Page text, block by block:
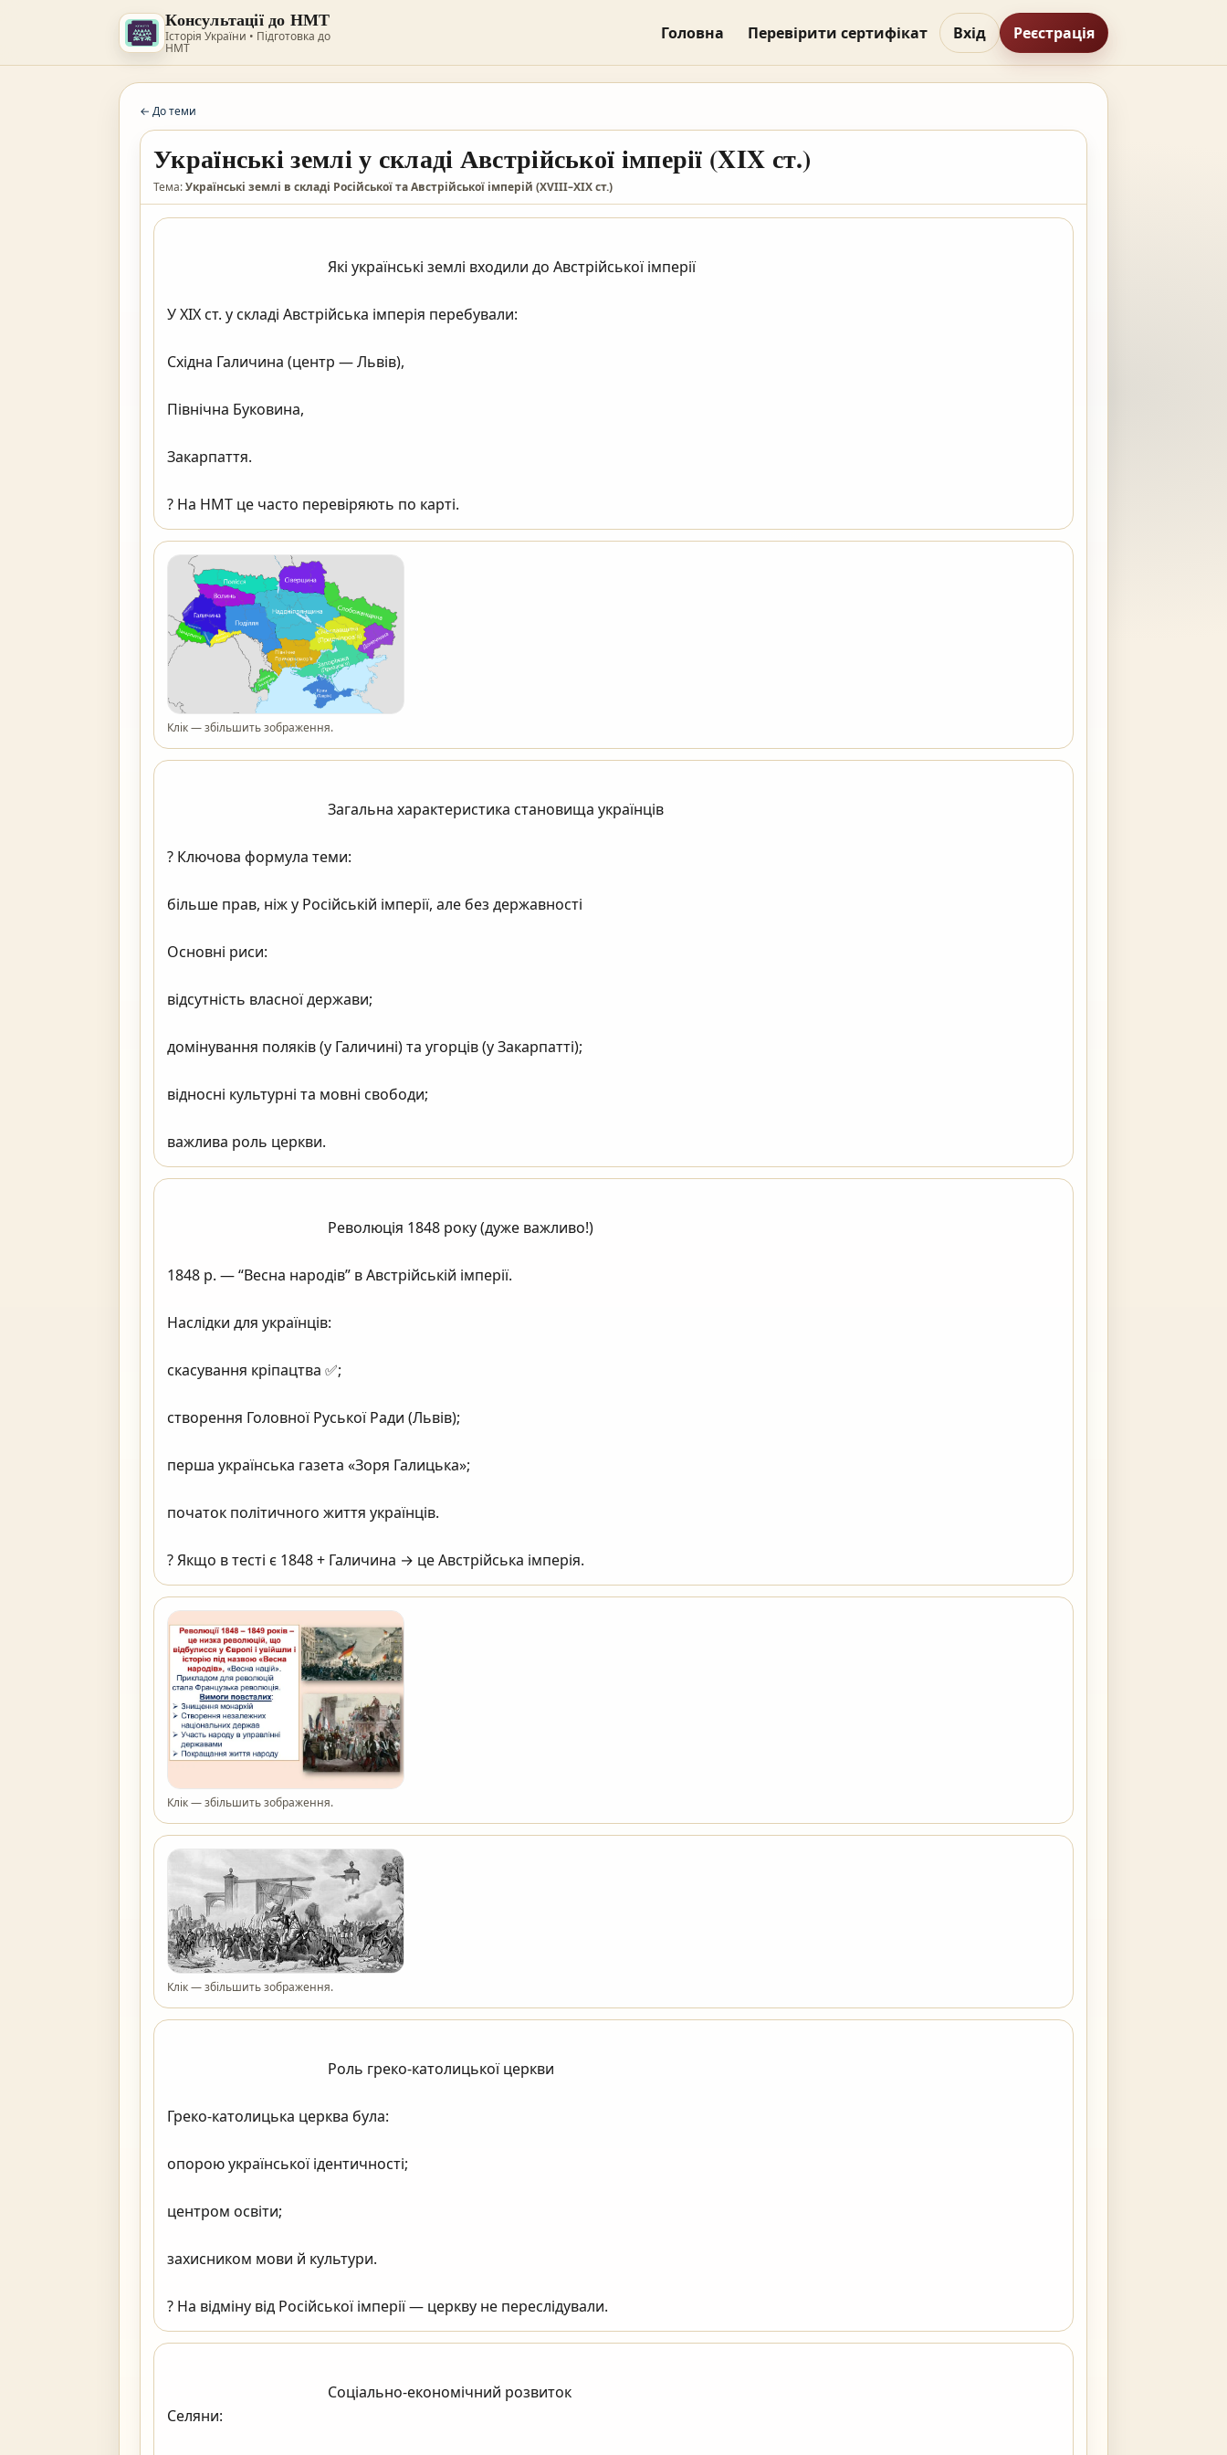
Консультації до НМТ
Історія України • Підготовка до
НМТ
Головна Перевірити сертифікат Вхід Реєстрація
← До теми
Українські землі у складі Австрійської імперії (XIX ст.)
Тема:Українські землі в складі Російської та Австрійської імперій (XVIII–XIX ст.)
У XIX ст. у складі Австрійська імперія перебували:
Східна Галичина (центр — Львів),
Північна Буковина,
Закарпаття.
? На НМТ це часто перевіряють по карті.
Клік — збільшить зображення.
? Ключова формула теми:
більше прав, ніж у Російській імперії, але без державності
Основні риси:
відсутність власної держави;
домінування поляків (у Галичині) та угорців (у Закарпатті);
відносні культурні та мовні свободи;
важлива роль церкви.
1848 р. — “Весна народів” в Австрійській імперії.
Наслідки для українців:
скасування кріпацтва ✅;
створення Головної Руської Ради (Львів);
перша українська газета «Зоря Галицька»;
початок політичного життя українців.
? Якщо в тесті є 1848 + Галичина → це Австрійська імперія.
Клік — збільшить зображення.
Клік — збільшить зображення.
Греко-католицька церква була:
опорою української ідентичності;
центром освіти;
захисником мови й культури.
? На відміну від Російської імперії — церкву не переслідували.
Селяни: